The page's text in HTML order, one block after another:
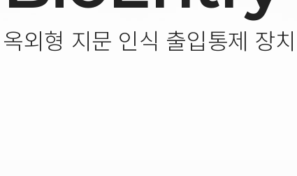
옥외형 지문 인식 출입통제 장치